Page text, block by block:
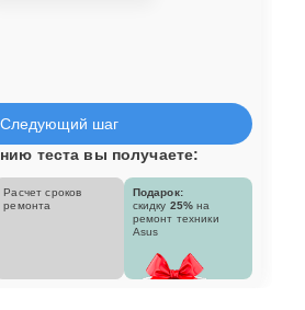
Следующий шаг
теста вы получаете:
Расчет сроков
ремонта
Подарок:
скидку 25% на
ремонт техники
Asus